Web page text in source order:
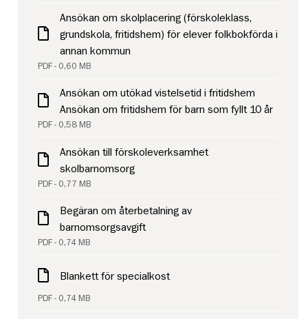
Ansökan om skolplacering (förskoleklass,
grundskola, fritidshem) för elever folkbokförda i
annan kommun
PDF - 0,60 MB
Ansökan om utökad vistelsetid i fritidshem
Ansökan om fritidshem för barn som fyllt 10 år
PDF - 0,58 MB
Ansökan till förskoleverksamhet
skolbarnomsorg
PDF - 0,77 MB
Begäran om återbetalning av
barnomsorgsavgift
PDF - 0,74 MB
Blankett för specialkost
PDF - 0,74 MB